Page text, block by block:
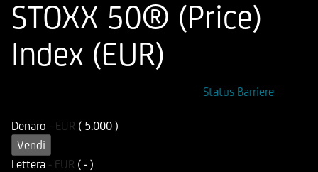
STOXX 50® (Price)
Index (EUR)
Status Barriere
Denaro - EUR ( 5.000 )
Vendi
Lettera - EUR ( - )